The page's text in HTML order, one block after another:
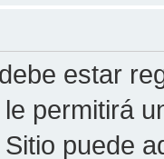
estar
permitirá
puede